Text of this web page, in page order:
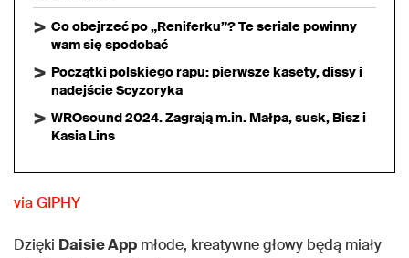
Co obejrzeć po „Reniferku”? Te seriale powinny
wam się spodobać
Początki polskiego rapu: pierwsze kasety, dissy i
nadejście Scyzoryka
WROsound 2024. Zagrają m.in. Małpa, susk, Bisz i
Kasia Lins
via GIPHY
Dzięki Daisie App młode, kreatywne głowy będą miały